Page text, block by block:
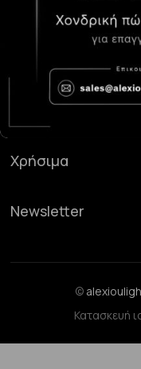
Κατάστημα Χαλάνδρι:
210 283 0072
6983123181
Χρήσιμα
Newsletter
©
Κατασκευή